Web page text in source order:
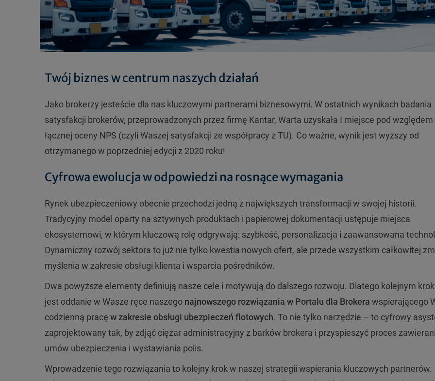
Twój biznes w centrum naszych działań
Jako brokerzy jesteście dla nas kluczowymi partnerami biznesowymi. W ostatnich wynikach badania
satysfakcji brokerów, przeprowadzonych przez firmę Kantar, Warta uzyskała I miejsce pod względem
łącznej oceny NPS (czyli Waszej satysfakcji ze współpracy z TU). Co ważne, wynik jest wyższy od
otrzymanego w poprzedniej edycji z 2020 roku!
Cyfrowa ewolucja w odpowiedzi na rosnące wymagania
Rynek ubezpieczeniowy obecnie przechodzi jedną z największych transformacji w swojej historii.
Tradycyjny model oparty na sztywnych produktach i papierowej dokumentacji ustępuje miejsca
ekosystemowi, w którym kluczową rolę odgrywają: szybkość, personalizacja i zaawansowana
Dynamiczny rozwój sektora to już nie tylko kwestia nowych ofert, ale przede wszystkim całkowitej
myślenia w zakresie obsługi klienta i wsparcia pośredników.
Dwa powyższe elementy definiują nasze cele i motywują do dalszego rozwoju. Dlatego kolejnym
jest oddanie w Wasze ręce naszego najnowszego rozwiązania w Portalu dla Brokera wspierającego
codzienną pracę w zakresie obsługi ubezpieczeń flotowych. To nie tylko narzędzie – to cyfrowy
zaprojektowany tak, by zdjąć ciężar administracyjny z barków brokera i przyspieszyć proces
umów ubezpieczenia i wystawiania polis.
Wprowadzenie tego rozwiązania to kolejny krok w naszej strategii wspierania kluczowych partnerów.